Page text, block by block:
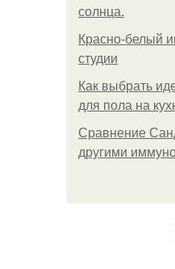
солнца.
Красно-белый
студии
Как выбрать
для пола на
Сравнение
другими